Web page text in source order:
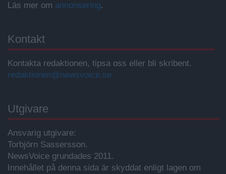
Läs mer om annonsering.
Kontakt
Kontakta redaktionen, tipsa oss eller bli skribent.
redaktionen@newsvoice.se
Utgivare
Ansvarig utgivare:
Torbjörn Sassersson.
NewsVoice grundades 2011.
Innehållet på denna sida är skyddat enligt lagen om